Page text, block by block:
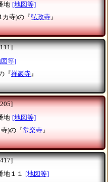
地 [地図等]
カ寺)の『弘政寺』
図等]
『祥巖寺 』
地 [地図等]
)の『常楽寺』
地１１ [地図等]